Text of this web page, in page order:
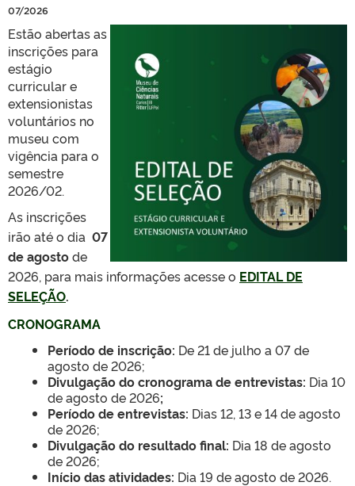
07/2026
Estão abertas as
inscrições para
estágio
curricular e
extensionistas
voluntários no
museu com
vigência para o
semestre
2026/02.
As inscrições
irão até o dia 07
de agostode
2026, para mais informações acesse o EDITAL DE
SELEÇÃO.
CRONOGRAMA
Período de inscrição: De 21 de julho a 07 de
agosto de 2026;
Divulgação do cronograma de entrevistas: Dia 10
de agosto de 2026;
Período de entrevistas: Dias 12, 13 e 14 de agosto
de 2026;
Divulgação do resultado final: Dia 18 de agosto
de 2026;
Início das atividades: Dia 19 de agosto de 2026.